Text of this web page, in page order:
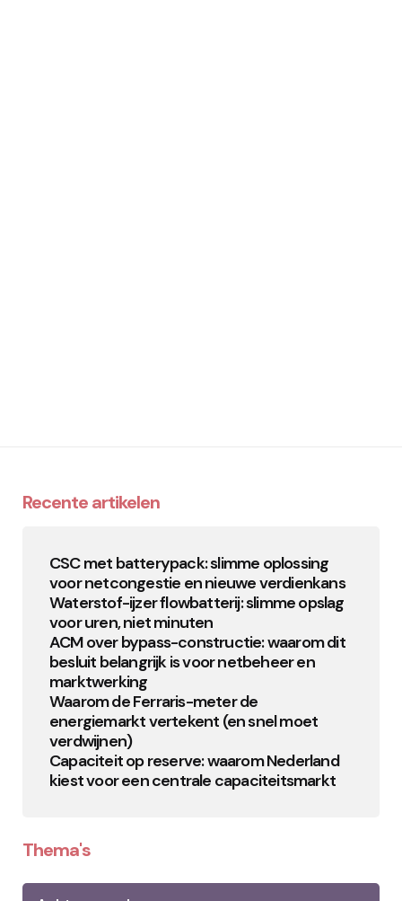
Recente artikelen
CSC met batterypack: slimme oplossing
voor netcongestie en nieuwe verdienkans
Waterstof-ijzer flowbatterij: slimme opslag
voor uren, niet minuten
ACM over bypass-constructie: waarom dit
besluit belangrijk is voor netbeheer en
marktwerking
Waarom de Ferraris-meter de
energiemarkt vertekent (en snel moet
verdwijnen)
Capaciteit op reserve: waarom Nederland
kiest voor een centrale capaciteitsmarkt
Thema's